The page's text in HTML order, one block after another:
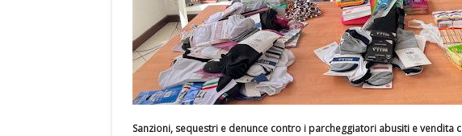
Sanzioni, sequestri e denunce contro i parcheggiatori abusiti e vendita